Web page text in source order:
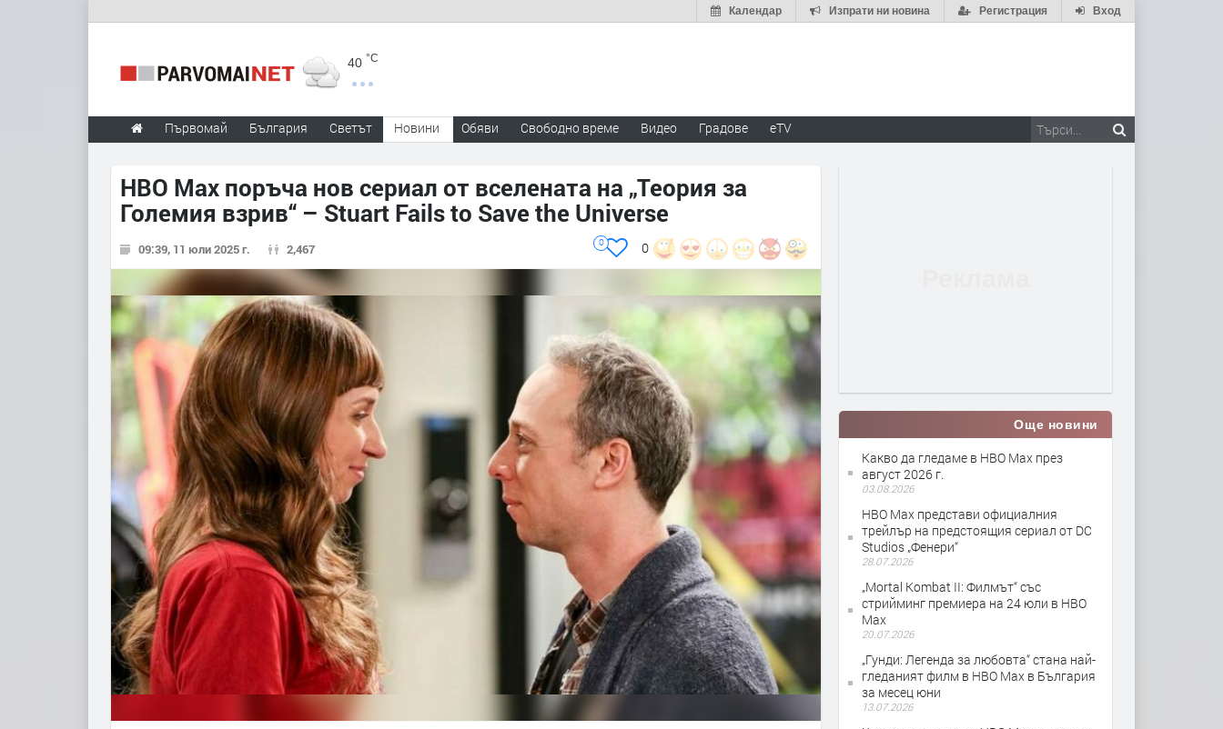
Вход
Регистрация
Изпрати ни новина
Календар
40 °C
Първомай България Светът Новини Обяви Свободно време Видео Градове eTV
HBO Max поръчa нов сериал от вселената на „Теория за
Големия взрив“ – Stuart Fails to Save the Universe
09:39, 11 юли 2025 г. 2,467 0
0
Още новини
Какво да гледаме в HBO Max през
август 2026 г.
03.08.2026
HBO Max представи официалния
трейлър на предстоящия сериал от DC
Studios „Фенери“
28.07.2026
„Mortal Kombat II: Филмът“ със
стрийминг премиера на 24 юли в HBO
Max
20.07.2026
„Гунди: Легенда за любовта“ стана най-
гледаният филм в HBO Max в България
за месец юни
13.07.2026